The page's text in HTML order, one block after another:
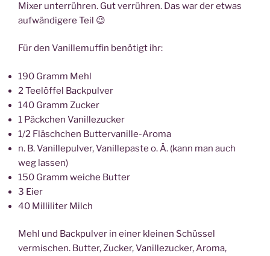
Mixer unterrühren. Gut verrühren. Das war der etwas
aufwändigere Teil 😉
Für den Vanillemuffin benötigt ihr:
190 Gramm Mehl
2 Teelöffel Backpulver
140 Gramm Zucker
1 Päckchen Vanillezucker
1/2 Fläschchen Buttervanille-Aroma
n. B. Vanillepulver, Vanillepaste o. Ä. (kann man auch
weg lassen)
150 Gramm weiche Butter
3 Eier
40 Milliliter Milch
Mehl und Backpulver in einer kleinen Schüssel
vermischen. Butter, Zucker, Vanillezucker, Aroma,